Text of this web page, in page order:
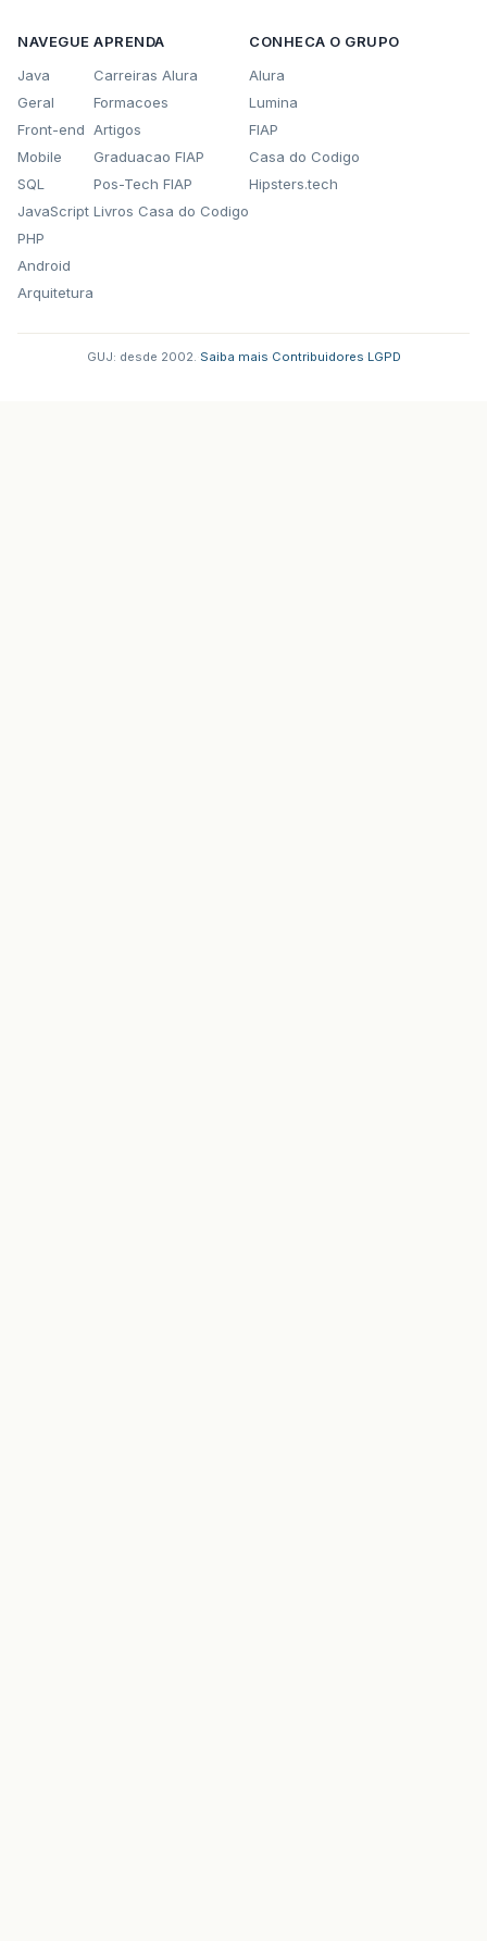
NAVEGUE
Java
Geral
Front-end
Mobile
SQL
JavaScript
PHP
Android
Arquitetura
APRENDA
Carreiras Alura
Formacoes
Artigos
Graduacao FIAP
Pos-Tech FIAP
Livros Casa do Codigo
CONHECA O GRUPO
Alura
Lumina
FIAP
Casa do Codigo
Hipsters.tech
GUJ: desde 2002. Saiba mais Contribuidores LGPD